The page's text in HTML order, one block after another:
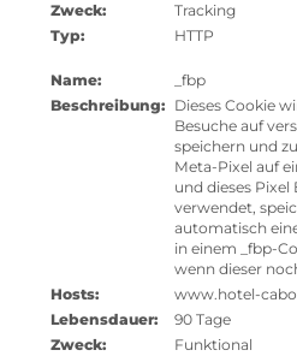
Zweck:
Tracking
Typ:
HTTP
Name:
_fbp
Beschreibung: Dieses Cookie
Besuche auf
speichern und
Meta-Pixel auf
und dieses
verwendet,
automatisch
in einem _fbp-
wenn dieser
Hosts:
www.hotel-
Lebensdauer:
90 Tage
Zweck:
Funktional